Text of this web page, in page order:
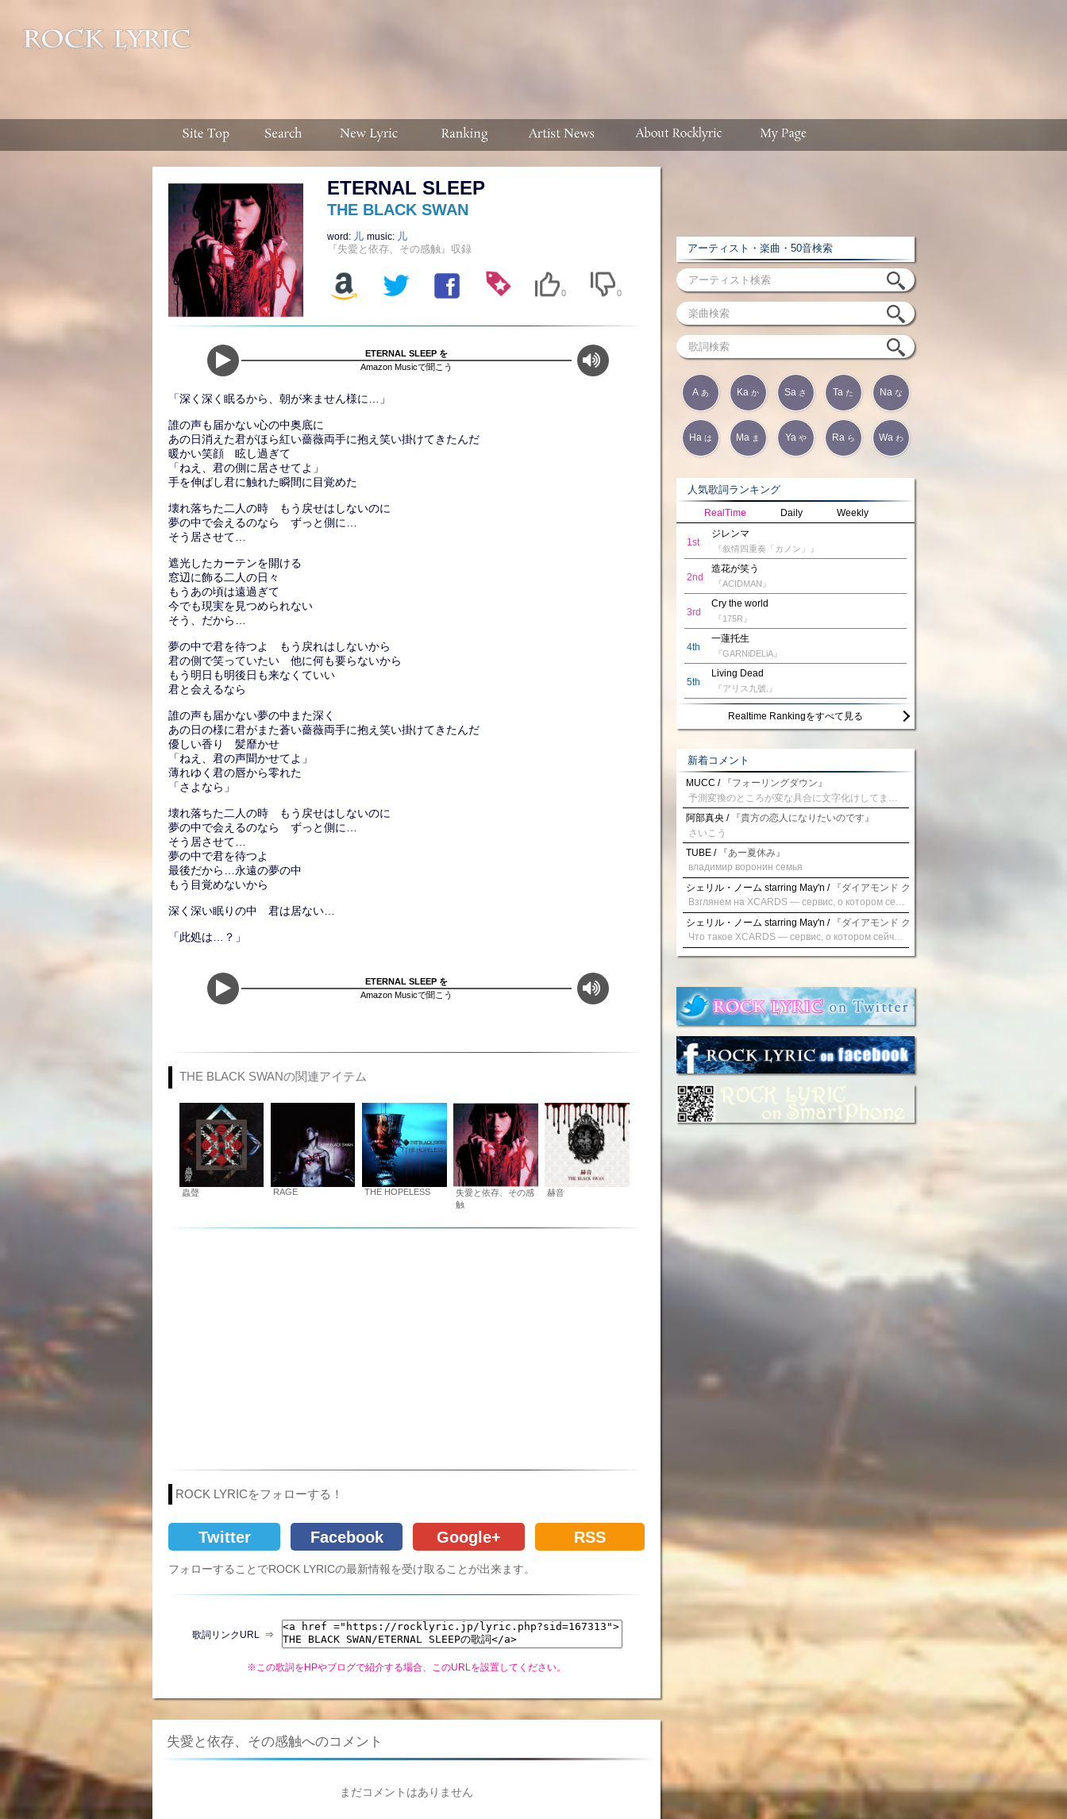
ETERNAL SLEEP
THE BLACK SWAN
word: 儿 music: 儿
『失愛と依存、その感触』収録
0 0
ETERNAL SLEEP を
Amazon Musicで聞こう
「深く深く眠るから、朝が来ません様に…」
誰の声も届かない心の中奥底に
あの日消えた君がほら紅い薔薇両手に抱え笑い掛けてきたんだ
暖かい笑顔 眩し過ぎて
「ねえ、君の側に居させてよ」
手を伸ばし君に触れた瞬間に目覚めた
壊れ落ちた二人の時 もう戻せはしないのに
夢の中で会えるのなら ずっと側に…
そう居させて…
遮光したカーテンを開ける
窓辺に飾る二人の日々
もうあの頃は遠過ぎて
今でも現実を見つめられない
そう、だから…
夢の中で君を待つよ もう戻れはしないから
君の側で笑っていたい 他に何も要らないから
もう明日も明後日も来なくていい
君と会えるなら
誰の声も届かない夢の中また深く
あの日の様に君がまた蒼い薔薇両手に抱え笑い掛けてきたんだ
優しい香り 髪靡かせ
「ねえ、君の声聞かせてよ」
薄れゆく君の唇から零れた
「さよなら」
壊れ落ちた二人の時 もう戻せはしないのに
夢の中で会えるのなら ずっと側に…
そう居させて…
夢の中で君を待つよ
最後だから…永遠の夢の中
もう目覚めないから
深く深い眠りの中 君は居ない…
「此処は…？」
ETERNAL SLEEP を
Amazon Musicで聞こう
THE BLACK SWANの関連アイテム
蟲聲 RAGE THE HOPELESS
失愛と依存、その感
触
赫音
ROCK LYRICをフォローする！
Twitter Facebook Google+ RSS
フォローすることでROCK LYRICの最新情報を受け取ることが出来ます。
歌詞リンクURL ⇒
※この歌詞をHPやブログで紹介する場合、このURLを設置してください。
失愛と依存、その感触へのコメント
まだコメントはありません
アーティスト・楽曲・50音検索
A あ Ka か Sa さ Ta た Na な
Ha は Ma ま Ya や Ra ら Wa わ
人気歌詞ランキング
RealTime Daily Weekly
1st
ジレンマ
『叙情四重奏「カノン」』
2nd
造花が笑う
『ACIDMAN』
3rd
Cry the world
『175R』
4th
一蓮托生
『GARNiDELiA』
5th
Living Dead
『アリス九號.』
Realtime Rankingをすべて見る
新着コメント
MUCC / 『フォーリングダウン』
阿部真央 / 『貴方の恋人になりたいのです』
さいこう
TUBE / 『あー夏休み』
владимир воронин семья
シェリル・ノーム starring May'n / 『ダイアモンド クレバス/射手座☆午後九時 Don't be
シェリル・ノーム starring May'n / 『ダイアモンド クレバス/射手座☆午後九時 Don't be
Что такое XCARDS — сервис, о котором сейчас говорят. Буквально на днях заметил о интересный бренд XCARDS, он помогает создавать онлайн карты чтобы управлять бюджетами. Ключевые преимущества: Выпуск занимает всего считанные минуты. Платформа даёт возможность оформить множество карт для разных целей. Есть поддержка в любое время суток включая персонального менеджера. Есть контроль без задержек — транзакции, уведомления, аналитика — всё под рукой. Возможные нюансы: Регистрация: европейская юрисдикция — желательно убедиться, что сервис можно использовать без нарушений. Финансовые условия: возможно, есть скрытые комиссии, поэтому лучше внимательно прочитать договор. Отзывы пользователей: по отзывам поддержка работает быстро. Надёжность системы: внедрены базовые меры безопасности, но всё равно советую не хранить большие суммы на карте. Вывод: В целом платформа кажется отличным помощником для маркетологов. Платформа сочетает скорость, удобство и гибкость. Как вы думаете? Пользовались ли вы XCARDS? Поделитесь опытом — будет интересно сравнить. Виртуальные карты для бизнеса